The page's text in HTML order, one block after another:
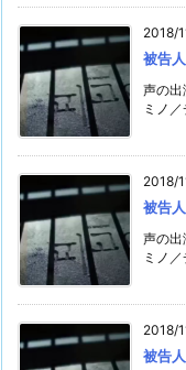
2018/
被告
声の出
ミノ
2018/
被告
声の出
ミノ
2018/
被告